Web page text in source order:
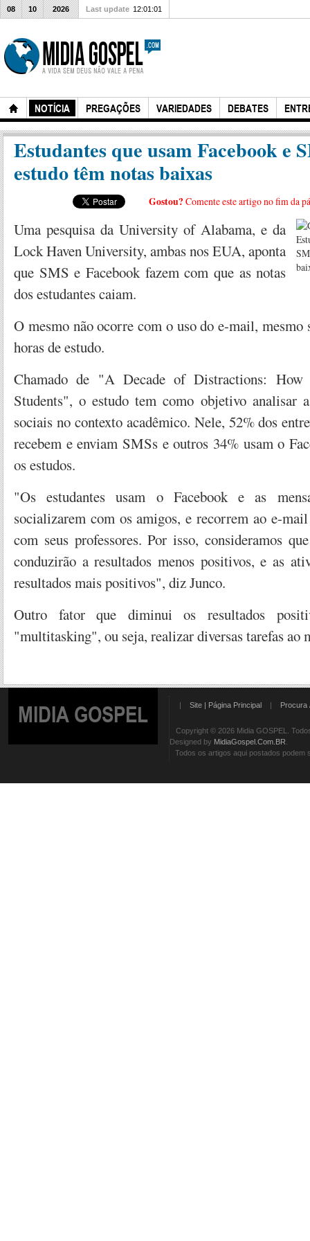
NOTÍCIA PREGAÇÕES VARIEDADES DEBATES
08 10 2026 Last update 12:01:01
Estudantes que usam Facebook e
estudo têm notas baixas
Gostou? Comente este artigo no fim da
Uma pesquisa da University of Alabama, e da
Lock Haven University, ambas nos EUA, aponta
que SMS e Facebook fazem com que as notas
dos estudantes caiam.
O mesmo não ocorre com o uso do e-mail, mesmo
horas de estudo.
Chamado de "A Decade of Distractions:
Students", o estudo tem como objetivo analisar
sociais no contexto acadêmico. Nele, 52% dos
recebem e enviam SMSs e outros 34% usam o
os estudos.
"Os estudantes usam o Facebook e as
socializarem com os amigos, e recorrem ao e-
com seus professores. Por isso, consideramos
conduzirão a resultados menos positivos, e as
resultados mais positivos", diz Junco.
Outro fator que diminui os resultados
"multitasking", ou seja, realizar diversas tarefas ao
MIDIA GOSPEL | Site | Página Principal | Procura
Copyright © 2026 Midia GOSPEL.
Designed by MidiaGospel.Com.BR
Todos os artigos aqui postados podem